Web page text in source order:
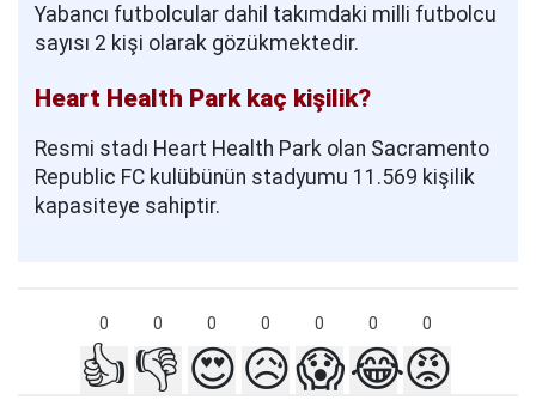
Yabancı futbolcular dahil takımdaki milli futbolcu
sayısı 2 kişi olarak gözükmektedir.
Heart Health Park kaç kişilik?
Resmi stadı Heart Health Park olan Sacramento
Republic FC kulübünün stadyumu 11.569 kişilik
kapasiteye sahiptir.
0 0 0 0 0 0 0
👍 👎 😍😥😱😂😡